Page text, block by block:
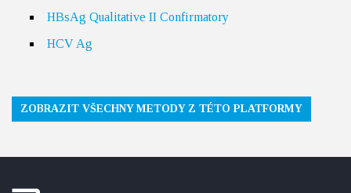
HBsAg Qualitative II Confirmatory
HCV Ag
ZOBRAZIT VŠECHNY METODY Z TÉTO PLATFORMY